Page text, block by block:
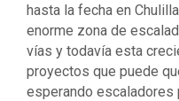
hasta la fecha en
enorme zona de
vías y todavía esta
proyectos que puede
esperando escaladores